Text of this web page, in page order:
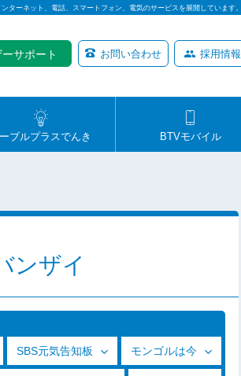
ターネット、電話、スマートフォン、電気のサービスを展開しています。
サポート お問い合わせ 採用情報
ブルプラスでんき BTVモバイル
ンザイ
SBS元気告知板 モンゴルは今